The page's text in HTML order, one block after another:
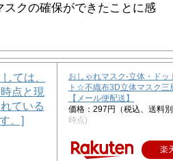
スクの確保ができたことに感
おしゃれマスク-立体・ドッ
ト☆不織布3D立体マスク三
【メール便配送】
価格：297円（税込、送料
時点)
楽